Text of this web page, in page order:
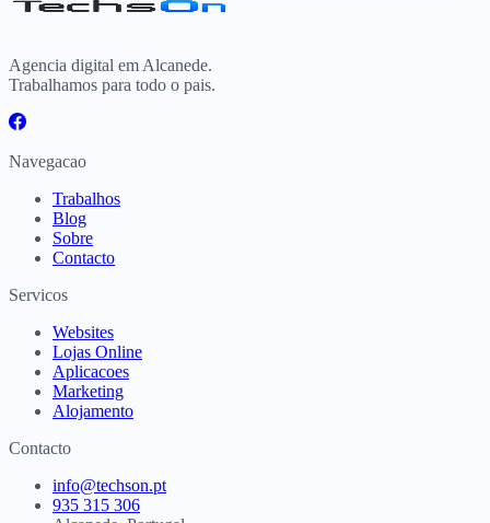
Agencia digital em Alcanede.
Trabalhamos para todo o pais.
Navegacao
Trabalhos
Blog
Sobre
Contacto
Servicos
Websites
Lojas Online
Aplicacoes
Marketing
Alojamento
Contacto
info@techson.pt
935 315 306